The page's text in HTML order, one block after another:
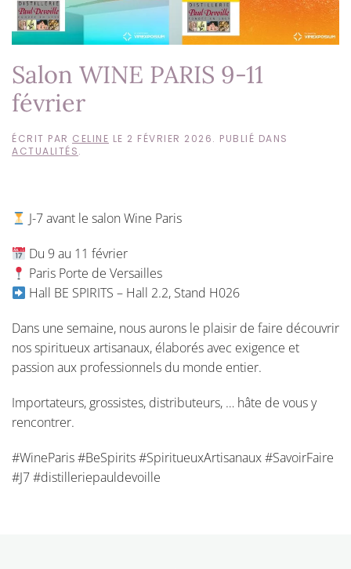
Salon WINE PARIS 9-11
février
ÉCRIT PAR CELINE LE 2 FÉVRIER 2026. PUBLIÉ DANS
ACTUALITÉS.
J-7 avant le salon Wine Paris
Du 9 au 11 février
Paris Porte de Versailles
Hall BE SPIRITS – Hall 2.2, Stand H026
Dans une semaine, nous aurons le plaisir de faire découvrir
nos spiritueux artisanaux, élaborés avec exigence et
passion aux professionnels du monde entier.
Importateurs, grossistes, distributeurs, … hâte de vous y
rencontrer.
#WineParis #BeSpirits #SpiritueuxArtisanaux #SavoirFaire
#J7 #distilleriepauldevoille